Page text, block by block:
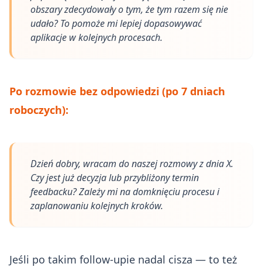
obszary zdecydowały o tym, że tym razem się nie
udało? To pomoże mi lepiej dopasowywać
aplikacje w kolejnych procesach.
Po rozmowie bez odpowiedzi (po 7 dniach
roboczych):
Dzień dobry, wracam do naszej rozmowy z dnia X.
Czy jest już decyzja lub przybliżony termin
feedbacku? Zależy mi na domknięciu procesu i
zaplanowaniu kolejnych kroków.
Jeśli po takim follow-upie nadal cisza — to też